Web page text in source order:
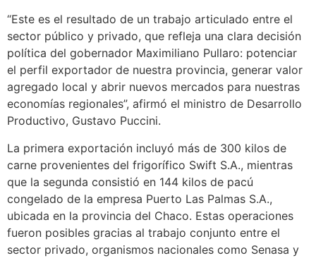
“Este es el resultado de un trabajo articulado entre el
sector público y privado, que refleja una clara decisión
política del gobernador Maximiliano Pullaro: potenciar
el perfil exportador de nuestra provincia, generar valor
agregado local y abrir nuevos mercados para nuestras
economías regionales”, afirmó el ministro de Desarrollo
Productivo, Gustavo Puccini.
La primera exportación incluyó más de 300 kilos de
carne provenientes del frigorífico Swift S.A., mientras
que la segunda consistió en 144 kilos de pacú
congelado de la empresa Puerto Las Palmas S.A.,
ubicada en la provincia del Chaco. Estas operaciones
fueron posibles gracias al trabajo conjunto entre el
sector privado, organismos nacionales como Senasa y